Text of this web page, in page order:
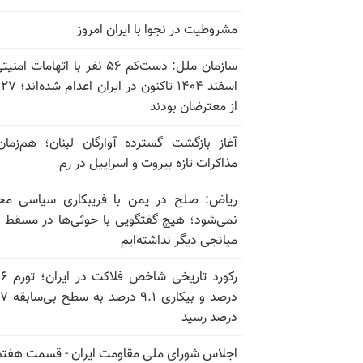
مشروطیت در نجوا با ایران امروز
سازمان ملل: دست‌کم ۵۶ نفر با اتهامات
از معترضان بودند
آغاز بازگشت گسترده آوارگان لبنان؛
مذاکرات تازه بیروت و اسراییل در رم
ریاض: صلح در یمن با فریبکاری سیاسی
نمی‌شود؛ هیچ گفتگویی با حوثی‌ها در مسقط
میانجی دیگر نداشته‌ایم
رکورد
درصد و
درصد رسید
اجلاس شورای ملی مقاومت ایران - قسمت